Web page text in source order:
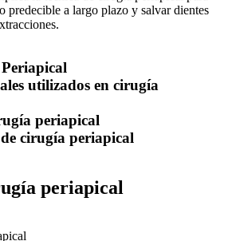
predecible a largo plazo y salvar dientes
utilizados en cirugía
periapical
cirugía periapical
periapical